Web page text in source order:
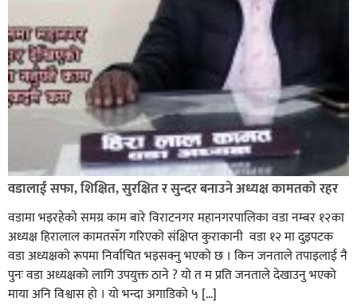
वडालाई सफा, शिक्षित, सुरक्षित र सुन्दर बनाउने अध्यक्ष कामतको रहर
वडामा भइरहेकाे समग्र काम बारे विराटनगर महानगरपालिका वडा नम्बर १२का
अध्यक्ष हिरालाल कामतसँग गरिएकाे संक्षिप्त कुराकानी वडा १२ मा दुइपटक
वडा अध्यक्षको रूपमा निर्वाचित भइसक्नु भएको छ । किन जनताले तपाइलाई नै
पुनः वडा अध्यक्षको लागि उपयुक्त ठाने ? यो त म प्रति जनताले देखाउनु भएको
माया अनि विश्वास हो । यो भन्दा अगाडिको ५ […]